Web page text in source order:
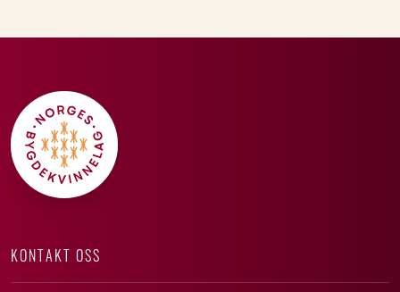
KONTAKT OSS